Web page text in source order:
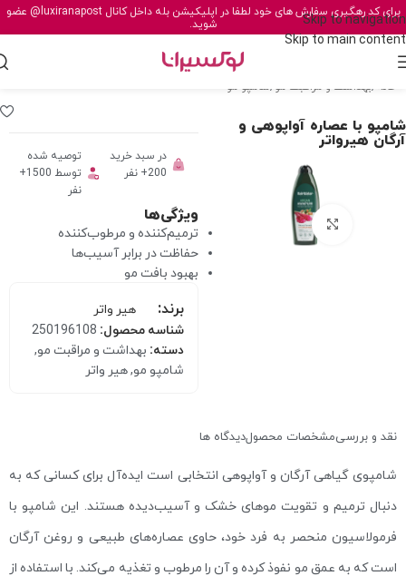
Skip to navigation
Skip to main content
برای کد رهگیری سفارش های خود لطفا در اپلیکیشن بله داخل کانال@luxiranapost عضو
شوید.
خانه /بهداشت و مراقبت مو /شامپو مو
شامپو با عصاره آواپوهی و
آرگان هیرواتر
برای بزرگنمایی کلیک کنید
در سبد خرید
200+ نفر
توصیه شده
توسط 1500+
نفر
ویژگی‌ها
ترمیم‌کننده و مرطوب‌کننده
حفاظت در برابر آسیب‌ها
بهبود بافت مو
برند:
هیر واتر
شناسه محصول: 250196108
دسته: بهداشت و مراقبت مو,
شامپو مو,هیر واتر
نقد و بررسیمشخصات محصولدیدگاه ها
شامپوی گیاهی آرگان و آواپوهی انتخابی است ایده‌آل برای کسانی که به
دنبال ترمیم و تقویت موهای خشک و آسیب‌دیده هستند. این شامپو با
فرمولاسیون منحصر به فرد خود، حاوی عصاره‌های طبیعی و روغن آرگان
است که به عمق مو نفوذ کرده و آن را مرطوب و تغذیه می‌کند. با استفاده از